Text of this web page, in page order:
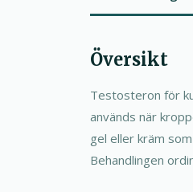
Översikt
Testosteron för
används när
gel eller kräm
Behandlingen